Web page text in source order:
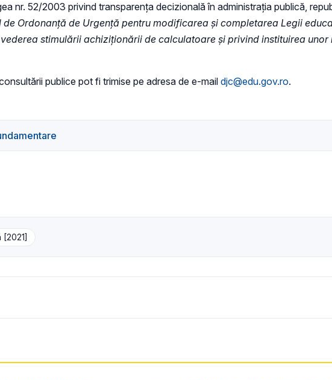
nr. 52/2003 privind transparenţa decizională în administraţia publică,
Ordonanță de Urgență pentru modificarea și completarea Legii
stimulării achiziționării de calculatoare și privind instituirea unor
publice pot fi trimise pe adresa de e-mail djc@edu.gov.ro.